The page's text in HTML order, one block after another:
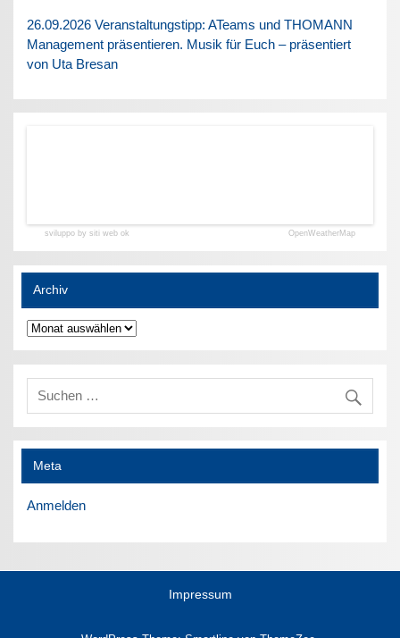
26.09.2026 Veranstaltungstipp: ATeams und THOMANN
Management präsentieren. Musik für Euch – präsentiert
von Uta Bresan
sviluppo by siti web ok OpenWeatherMap
Archiv
Archiv
Meta
Anmelden
Impressum